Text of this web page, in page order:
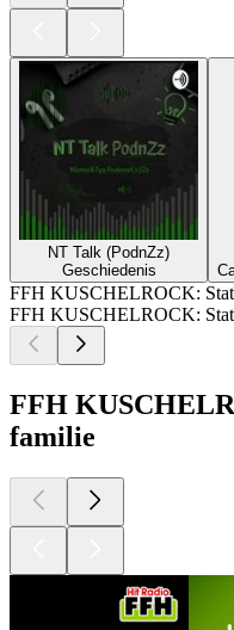
NT Talk (PodnZz)
Geschiedenis
FFH KUSCHELROCK:
FFH KUSCHELROCK:
FFH
familie